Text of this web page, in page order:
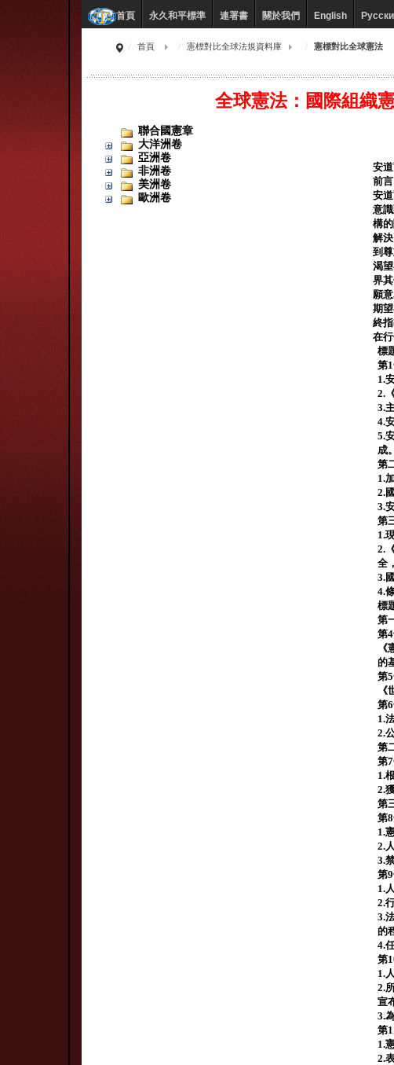
首頁 永久和平標準 連署書 關於我們 English
首頁 憲標對比全球法規資料庫 憲標對比全球憲法
全球憲法：國際組織
聯合國憲章
大洋洲卷
亞洲卷
非洲卷
美洲卷
歐洲卷
安
前言
安
意
構
解
到
渴
界
願
期
終
在
標
第
1.
2.
3.
4.
5.
成。
第
1.
2.
3.
第
1.
2.
全
3.
4.
標
第
第
的
第
第
1.
2.
第
第
1.
2.
第
第
1.
2.
3.
第
1.
2.
3.
的
4.
第
1.
2.
宣
3.
第
1.
2.